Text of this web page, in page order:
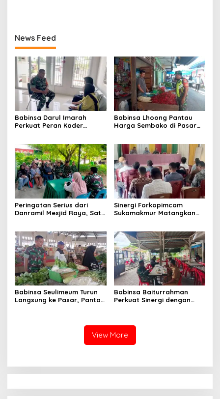
News Feed
Babinsa Darul Imarah
Perkuat Peran Kader
Anak
Babinsa Lhoong Pantau
Harga Sembako di Pasar
Peringatan Serius dari
Danramil Mesjid Raya, Satu
Satuan
Sinergi Forkopimcam
Sukamakmur Matangkan
Jadi Kunci Sukses
Babinsa Seulimeum Turun
Langsung ke Pasar, Pantau
Babinsa Baiturrahman
Perkuat Sinergi dengan
Peningkatan Kualitas SDM
View More